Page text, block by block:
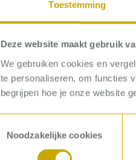
Toestemming
Deze website maakt gebruik
We gebruiken cookies en
te personaliseren, om functies
begrijpen hoe je onze website
Noodzakelijke cookies